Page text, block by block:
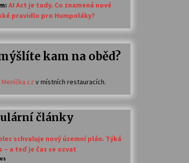
: AI Act je tady. Co znamená nové
pravidlo pro Humpoláky?
kam na oběd?
Meníčka.cz v místních restauracích.
články
schvaluje nový územní plán. Týká
– a teď je čas se ozvat